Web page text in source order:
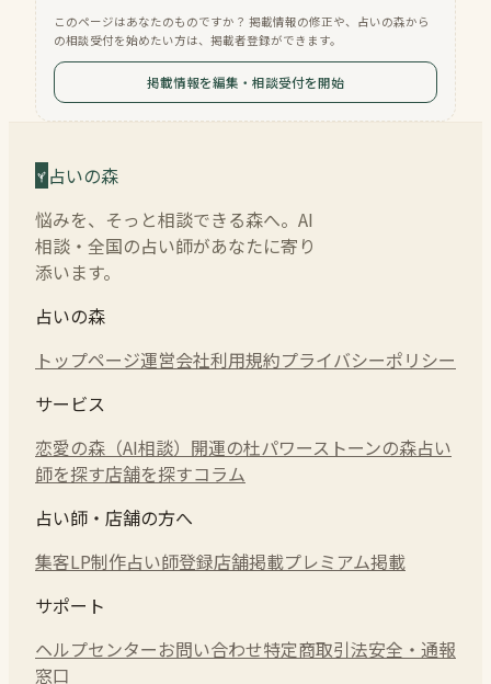
このページはあなたのものですか？ 掲載情報の修正や、占いの森から
の相談受付を始めたい方は、掲載者登録ができます。
掲載情報を編集・相談受付を開始
占いの森
悩みを、そっと相談できる森へ。AI
相談・全国の占い師があなたに寄り
添います。
占いの森
トップページ運営会社利用規約プライバシーポリシー
サービス
恋愛の森（AI相談） 開運の杜パワーストーンの森占い
師を探す店舗を探すコラム
占い師・店舗の方へ
集客LP制作占い師登録店舗掲載プレミアム掲載
サポート
ヘルプセンターお問い合わせ特定商取引法安全・通報
窓口